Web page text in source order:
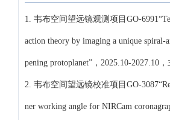
1. 韦布空间望远镜观测项目GO-
action theory by imaging a unique spiral-
pening protoplanet”，2025.10-2027.10
2. 韦布空间望远镜校准项目GO-
ner working angle for NIRCam